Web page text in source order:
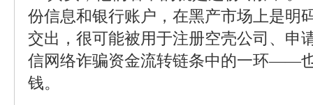
份信息和银行账户，在黑产市场上是明
交出，很可能被用于注册空壳公司、申
信网络诈骗资金流转链条中的一环——
钱。